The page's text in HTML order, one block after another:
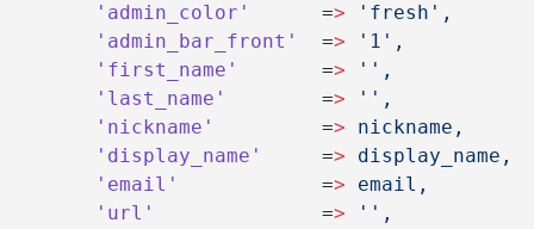
        'admin_color'
      =
> 'fresh',
        'admin_bar_front'
  =
> '1',
        'first_name'
       =
> '',
        'last_name'
        =
> '',
        'nickname'
         =
> nickname,
        'display_name'
     =
> display_name,
        'email'
            =
> email,
        'url'
              =
> '',